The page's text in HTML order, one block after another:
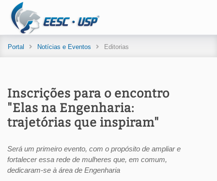
Portal Notícias e Eventos Editorias
Inscrições para o encontro
"Elas na Engenharia:
trajetórias que inspiram"
Será um primeiro evento, com o propósito de ampliar e
fortalecer essa rede de mulheres que, em comum,
dedicaram-se à área de Engenharia